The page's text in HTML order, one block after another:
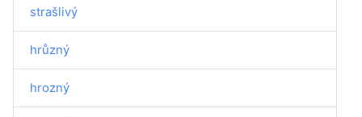
strašlivý
hrůzný
hrozný